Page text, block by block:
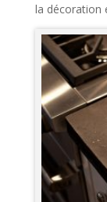
la décoration